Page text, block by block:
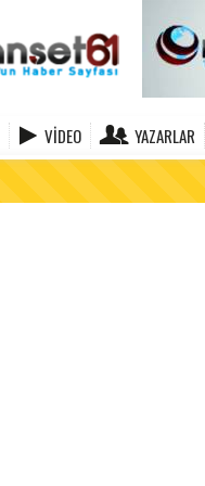
VIDEO YAZARLAR